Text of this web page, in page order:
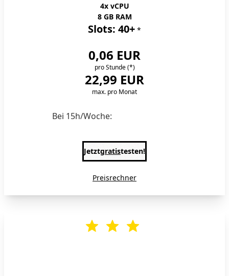
4x vCPU
8 GB RAM
Slots: 40+ *
0,06 EUR
pro Stunde(*)
22,99 EUR
max. pro Monat
Bei 15h/Woche:
Jetztgratistesten!
Preisrechner